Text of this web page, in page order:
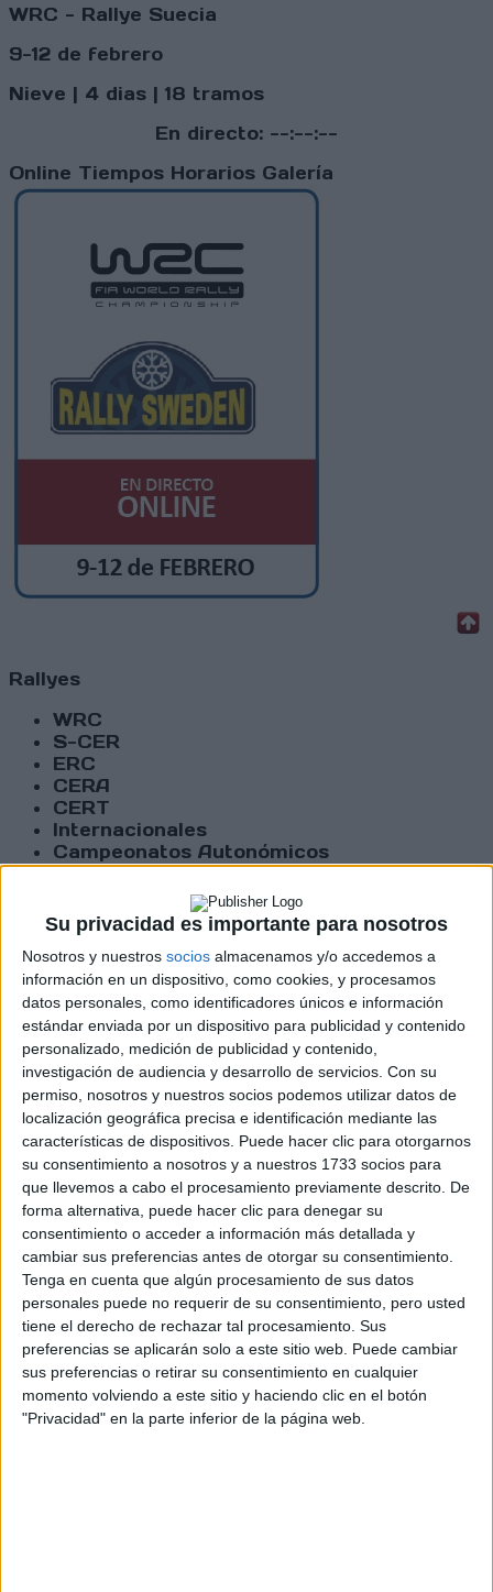
Su privacidad es importante para nosotros
Nosotros y nuestros socios almacenamos y/o accedemos a
información en un dispositivo, como cookies, y procesamos
datos personales, como identificadores únicos e información
estándar enviada por un dispositivo para publicidad y contenido
personalizado, medición de publicidad y contenido,
investigación de audiencia y desarrollo de servicios. Con su
permiso, nosotros y nuestros socios podemos utilizar datos de
localización geográfica precisa e identificación mediante las
características de dispositivos. Puede hacer clic para otorgarnos
su consentimiento a nosotros y a nuestros 1733 socios para
que llevemos a cabo el procesamiento previamente descrito. De
forma alternativa, puede hacer clic para denegar su
consentimiento o acceder a información más detallada y
cambiar sus preferencias antes de otorgar su consentimiento.
Tenga en cuenta que algún procesamiento de sus datos
personales puede no requerir de su consentimiento, pero usted
tiene el derecho de rechazar tal procesamiento. Sus
preferencias se aplicarán solo a este sitio web. Puede cambiar
sus preferencias o retirar su consentimiento en cualquier
momento volviendo a este sitio y haciendo clic en el botón
"Privacidad" en la parte inferior de la página web.
WRC - Rallye Suecia
9-12 de febrero
Nieve | 4 dias | 18 tramos
En directo: --:--:--
Online Tiempos Horarios Galería
Rallyes
WRC
S-CER
ERC
CERA
CERT
Internacionales
Campeonatos Autonómicos
Históricos
RallyCross
Circuitos
F1
Fórmula E
F2 / F3 / F4
Resistencia
Indycar
Otros
Producto
Producto
Web pensada para poder ofrecer diferentes
productos propios y ajenos para que los
aficionados los puedan adquirir
Divulgación
Dossier
Webs
Comunicados